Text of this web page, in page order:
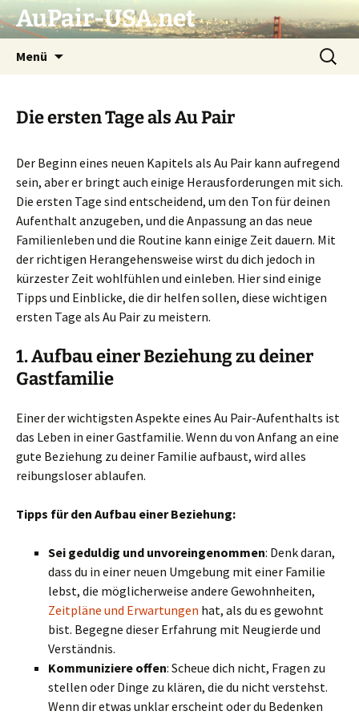
AuPair-USA.net
Menü
Suchen
nach:
Die ersten Tage als Au Pair
Der Beginn eines neuen Kapitels als Au Pair kann aufregend
sein, aber er bringt auch einige Herausforderungen mit sich.
Die ersten Tage sind entscheidend, um den Ton für deinen
Aufenthalt anzugeben, und die Anpassung an das neue
Familienleben und die Routine kann einige Zeit dauern. Mit
der richtigen Herangehensweise wirst du dich jedoch in
kürzester Zeit wohlfühlen und einleben. Hier sind einige
Tipps und Einblicke, die dir helfen sollen, diese wichtigen
ersten Tage als Au Pair zu meistern.
1.Aufbau einer Beziehung zu deiner
Gastfamilie
Einer der wichtigsten Aspekte eines Au Pair-Aufenthalts ist
das Leben in einer Gastfamilie. Wenn du von Anfang an eine
gute Beziehung zu deiner Familie aufbaust, wird alles
reibungsloser ablaufen.
Tipps für den Aufbau einer Beziehung:
Sei geduldig und unvoreingenommen: Denk daran,
dass du in einer neuen Umgebung mit einer Familie
lebst, die möglicherweise andere Gewohnheiten,
Zeitpläne und Erwartungen hat, als du es gewohnt
bist. Begegne dieser Erfahrung mit Neugierde und
Verständnis.
Kommuniziere offen: Scheue dich nicht, Fragen zu
stellen oder Dinge zu klären, die du nicht verstehst.
Wenn dir etwas unklar erscheint oder du Bedenken